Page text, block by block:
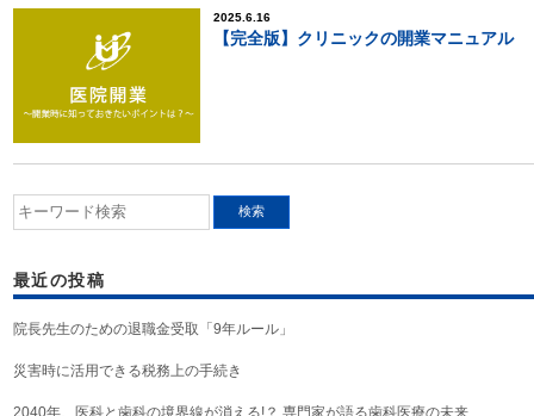
2025.6.16
【完全版】クリニックの開業マニュアル
最近の投稿
院長先生のための退職金受取「9年ルール」
災害時に活用できる税務上の手続き
2040年、医科と歯科の境界線が消える!？ 専門家が語る歯科医療の未来